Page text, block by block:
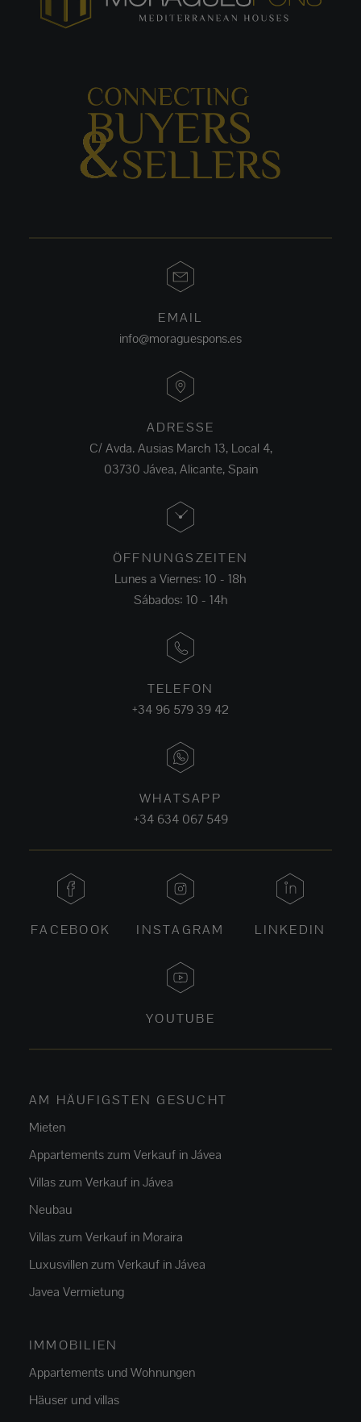
EMAIL
info@moraguespons.es
ADRESSE
C/ Avda. Ausias March 13, Local 4,
03730 Jávea, Alicante, Spain
ÖFFNUNGSZEITEN
Lunes a Viernes: 10 - 18h
Sábados: 10 - 14h
TELEFON
+34 96 579 39 42
WHATSAPP
+34 634 067 549
FACEBOOK INSTAGRAM LINKEDIN
YOUTUBE
AM HÄUFIGSTEN GESUCHT
Mieten
Appartements zum Verkauf in Jávea
Villas zum Verkauf in Jávea
Neubau
Villas zum Verkauf in Moraira
Luxusvillen zum Verkauf in Jávea
Javea Vermietung
IMMOBILIEN
Appartements und Wohnungen
Häuser und villas